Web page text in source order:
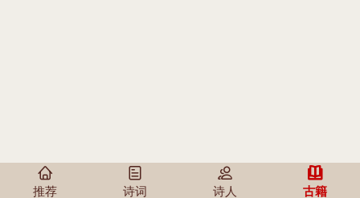
推荐 诗词 诗人 古籍